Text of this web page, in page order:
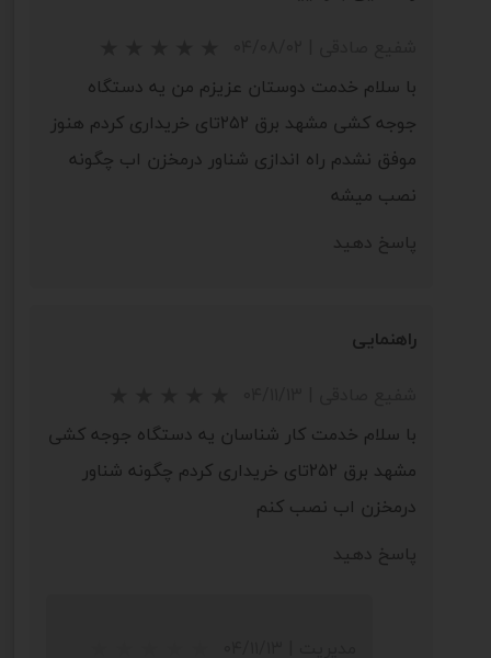
★ ★★★★
با سلام خدمت دوستان عزیزم من یه دستگاه
جوجه کشی مشهد برق ۲۵۲تای خریداری کردم هنوز
موفق نشدم راه اندازی شناور درمخزن اب چگونه
نصب میشه
پاسخ دهید
راهنمایی
با سلام خدمت کار شناسان یه دستگاه جوجه کشی
مشهد برق ۲۵۲تای خریداری کردم چگونه شناور
درمخزن اب نصب کنم
پاسخ دهید